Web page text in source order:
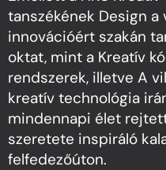
tanszékének Design a
innovációért szakán
oktat, mint a Kreatív
rendszerek, illetve A
kreatív technológia
mindennapi élet
szeretete inspiráló
felfedezőúton.